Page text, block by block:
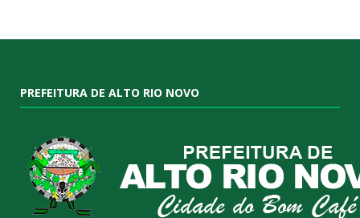
PREFEITURA DE ALTO RIO NOVO